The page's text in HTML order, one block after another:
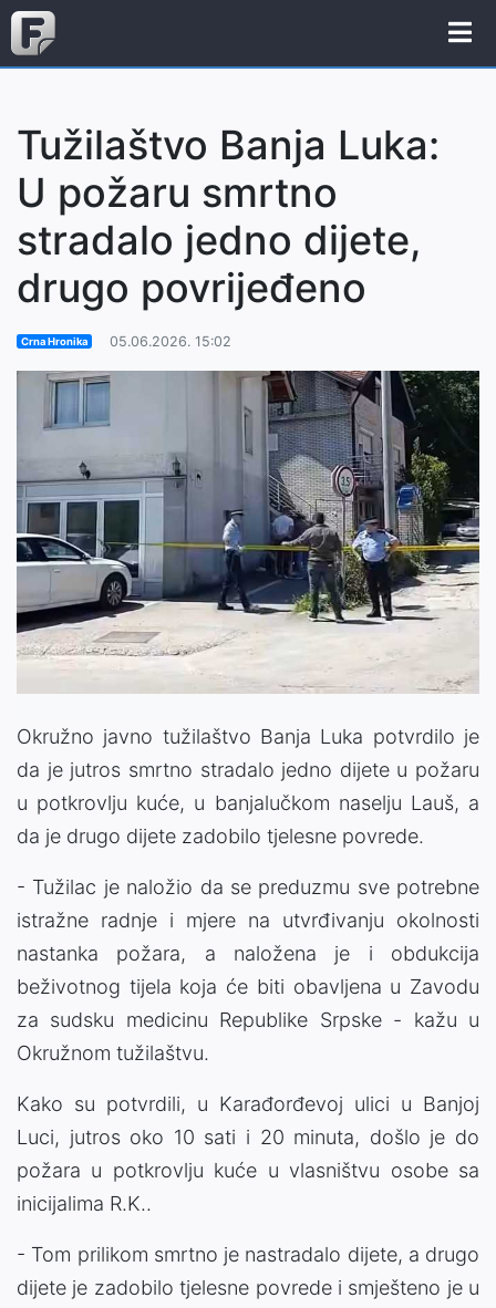
Tužilaštvo Banja Luka:
U požaru smrtno
stradalo jedno dijete,
drugo povrijeđeno
Crna Hronika 05.06.2026. 15:02
Okružno javno tužilaštvo Banja Luka potvrdilo je
da je jutros smrtno stradalo jedno dijete u požaru
u potkrovlju kuće, u banjalučkom naselju Lauš, a
da je drugo dijete zadobilo tjelesne povrede.
- Tužilac je naložio da se preduzmu sve potrebne
istražne radnje i mjere na utvrđivanju okolnosti
nastanka požara, a naložena je i obdukcija
beživotnog tijela koja će biti obavljena u Zavodu
za sudsku medicinu Republike Srpske - kažu u
Okružnom tužilaštvu.
Kako su potvrdili, u Karađorđevoj ulici u Banjoj
Luci, jutros oko 10 sati i 20 minuta, došlo je do
požara u potkrovlju kuće u vlasništvu osobe sa
inicijalima R.K..
- Tom prilikom smrtno je nastradalo dijete, a drugo
dijete je zadobilo tjelesne povrede i smješteno je u